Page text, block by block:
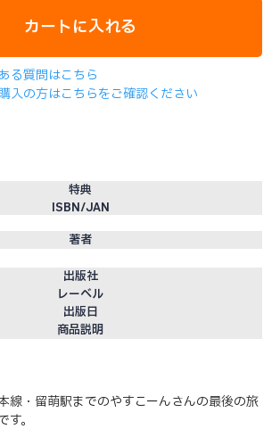
カートに入れる
る質問はこちら
入の方はこちらをご確認ください
特典
ISBN/JAN
著者
出版社
レーベル
出版日
商品説明
線・留萌駅までのやすこーんさんの最後の旅
。